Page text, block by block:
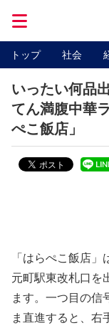
トップ 社会
いったい何品
てん満腹中華
ぺこ飯店」
「はらぺこ飯店
元町駅東改札口を
ます。一つ目の信
ま直進すると、右